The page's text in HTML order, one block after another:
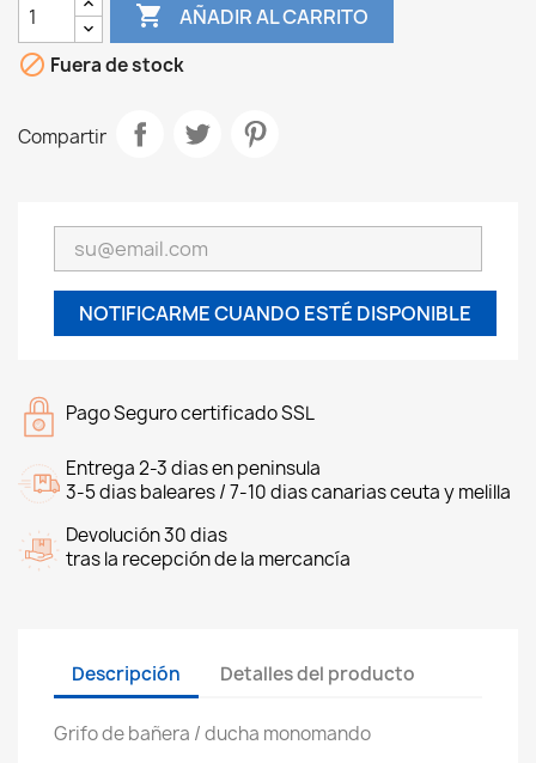
 AÑADIR AL CARRITO
 Fuera de stock
Compartir
NOTIFICARME CUANDO ESTÉ DISPONIBLE
Pago Seguro certificado SSL
Entrega 2-3 dias en peninsula
3-5 dias baleares / 7-10 dias canarias ceuta y melilla
Devolución 30 dias
tras la recepción de la mercancía
Descripción Detalles del producto
Grifo de bañera / ducha monomando